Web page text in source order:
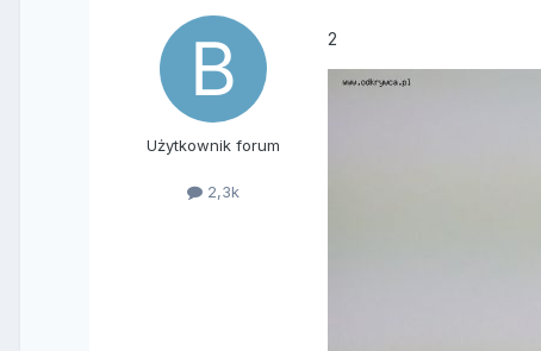
Użytkownik forum
2,3k
2